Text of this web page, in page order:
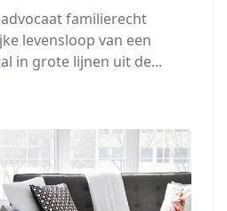
familierecht
levensloop van een
in grote lijnen uit de...